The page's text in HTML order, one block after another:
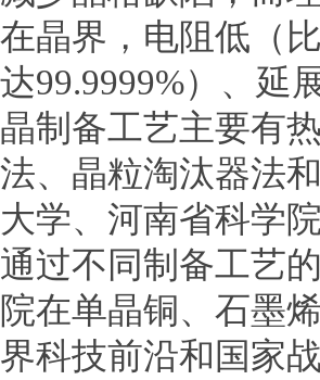
在晶界，电阻低（
达99.9999%）、延
晶制备工艺主要有
法、晶粒淘汰器法
大学、河南省科学
通过不同制备工艺
院在单晶铜、石墨
界科技前沿和国家